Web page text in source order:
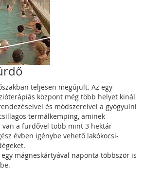
teljesen megújult. Az egy
központ még több helyet kinál
és módszereivel a gyógyulni
termálkemping, aminek
van a fürdővel több mint 3 hektár
évben igénybe vehető lakókocsi-
mágneskártyával naponta többször is